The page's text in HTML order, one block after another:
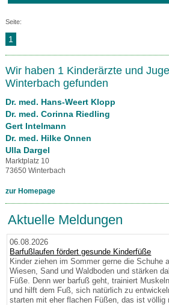
Seite:
1
Wir haben 1 Kinderärzte und
Winterbach gefunden
Dr. med. Hans-Weert Klopp
Dr. med. Corinna Riedling
Gert Intelmann
Dr. med. Hilke Onnen
Ulla Dargel
Marktplatz 10
73650 Winterbach
zur Homepage
Aktuelle Meldungen
06.08.2026
Barfußlaufen fördert gesunde Kinderfüße
Kinder ziehen im Sommer gerne die Schuhe
Wiesen, Sand und Waldboden und stärken
Füße. Denn wer barfuß geht, trainiert
und hilft dem Fuß, sich natürlich zu
starten mit eher flachen Füßen, das ist völlig